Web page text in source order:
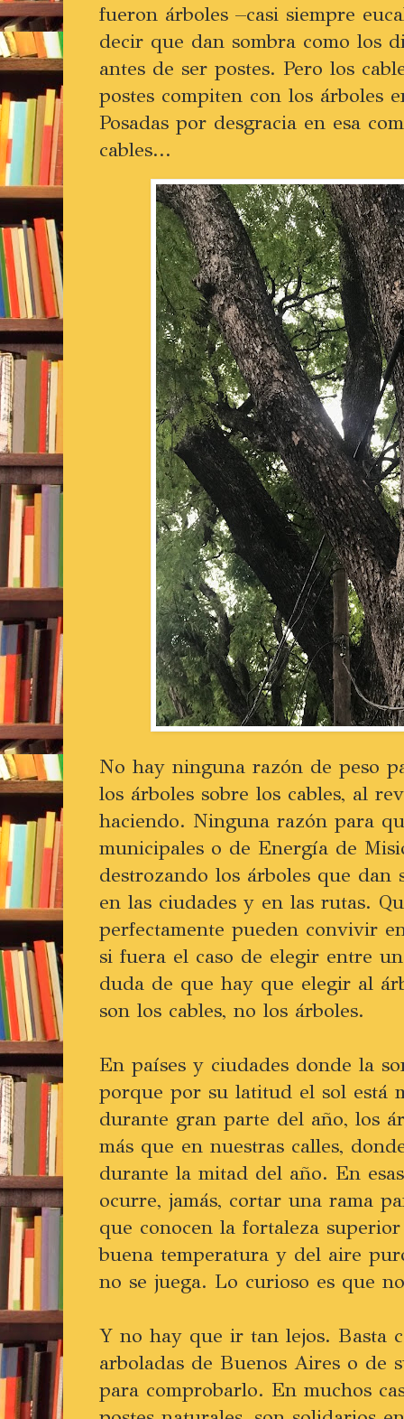
fueron árboles –casi siempre
decir que dan sombra como los
antes de ser postes. Pero los
postes compiten con los árboles
Posadas por desgracia en esa
cables...
No hay ninguna razón de peso
los árboles sobre los cables, al
haciendo. Ninguna razón para
municipales o de Energía de
destrozando los árboles que dan
en las ciudades y en las rutas.
perfectamente pueden convivir
si fuera el caso de elegir entre
duda de que hay que elegir al
son los cables, no los árboles.
En países y ciudades donde la
porque por su latitud el sol está
durante gran parte del año, los
más que en nuestras calles,
durante la mitad del año. En
ocurre, jamás, cortar una rama
que conocen la fortaleza
buena temperatura y del aire
no se juega. Lo curioso es que
Y no hay que ir tan lejos. Basta
arboladas de Buenos Aires o de
para comprobarlo. En muchos